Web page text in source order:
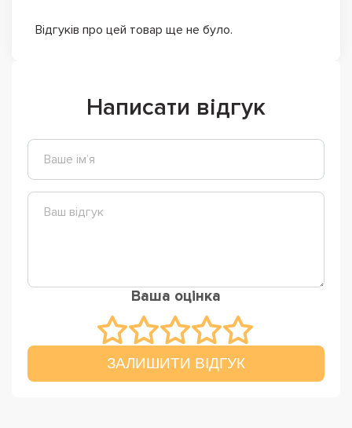
Відгуків про цей товар ще не було.
Написати відгук
Ваша оцінка
ЗАЛИШИТИ ВІДГУК